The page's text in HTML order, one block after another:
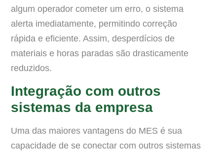
algum operador cometer um erro, o sistema
alerta imediatamente, permitindo correção
rápida e eficiente. Assim, desperdícios de
materiais e horas paradas são drasticamente
reduzidos.
Integração com outros
sistemas da empresa
Uma das maiores vantagens do MES é sua
capacidade de se conectar com outros sistemas